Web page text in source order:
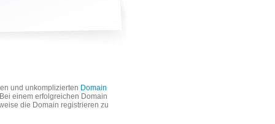
und unkomplizierten Domain
einem erfolgreichen Domain
die Domain registrieren zu